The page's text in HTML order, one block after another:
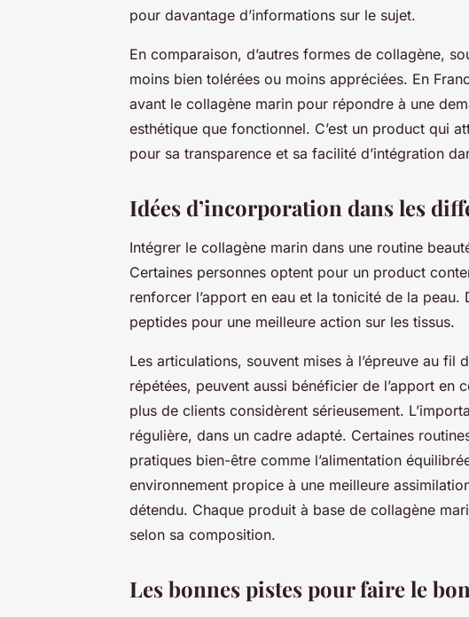
pour davantage d’informations sur le sujet.
En comparaison, d’autres formes de collagène,
moins bien tolérées ou moins appréciées. En
avant le collagène marin pour répondre à une
esthétique que fonctionnel. C’est un product qui
pour sa transparence et sa facilité d’intégration
Idées d’incorporation dans les
Intégrer le collagène marin dans une routine
Certaines personnes optent pour un product
renforcer l’apport en eau et la tonicité de la peau.
peptides pour une meilleure action sur les tissus.
Les articulations, souvent mises à l’épreuve au fil
répétées, peuvent aussi bénéficier de l’apport en
plus de clients considèrent sérieusement.
régulière, dans un cadre adapté. Certaines
pratiques bien-être comme l’alimentation
environnement propice à une meilleure
détendu. Chaque produit à base de collagène
selon sa composition.
Les bonnes pistes pour faire le